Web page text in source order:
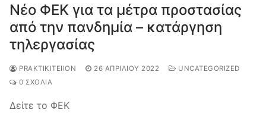
Νέο ΦΕΚ για τα μέτρα προστασίας
από την πανδημία – κατάργηση
τηλεργασίας
PRAKTIKITEIION 26 ΑΠΡΙΛΊΟΥ 2022
UNCATEGORIZED
0 ΣΧΌΛΙΑ
Δείτε το ΦΕΚ